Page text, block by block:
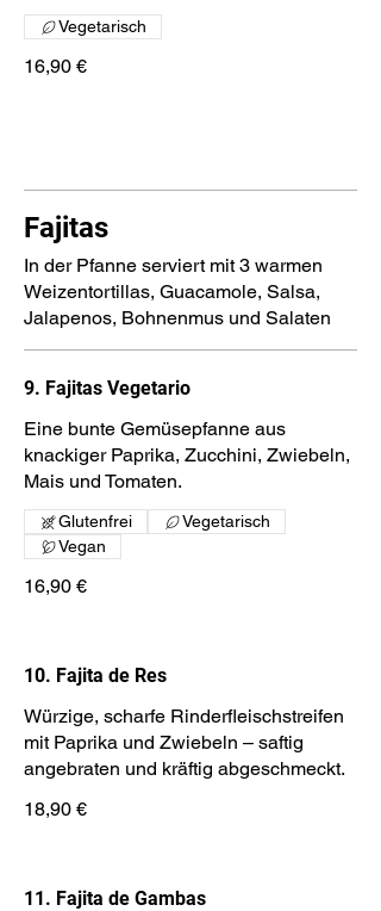
16,90 €
Vegetarisch
Fajitas
In der Pfanne serviert mit 3 warmen
Weizentortillas, Guacamole, Salsa,
Jalapenos, Bohnenmus und Salaten
9. Fajitas Vegetario
Eine bunte Gemüsepfanne aus
knackiger Paprika, Zucchini, Zwiebeln,
Mais und Tomaten.
16,90 €
Glutenfrei
Vegetarisch
Vegan
10. Fajita de Res
Würzige, scharfe Rinderfleischstreifen
mit Paprika und Zwiebeln – saftig
angebraten und kräftig abgeschmeckt.
18,90 €
11. Fajita de Gambas